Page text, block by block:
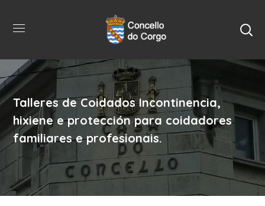
Talleres de Coidados Incontinencia,
hixiene e protección para coidadores
familiares e profesionais.